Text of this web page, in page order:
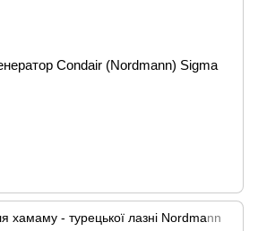
Condair (Nordmann) Sigma